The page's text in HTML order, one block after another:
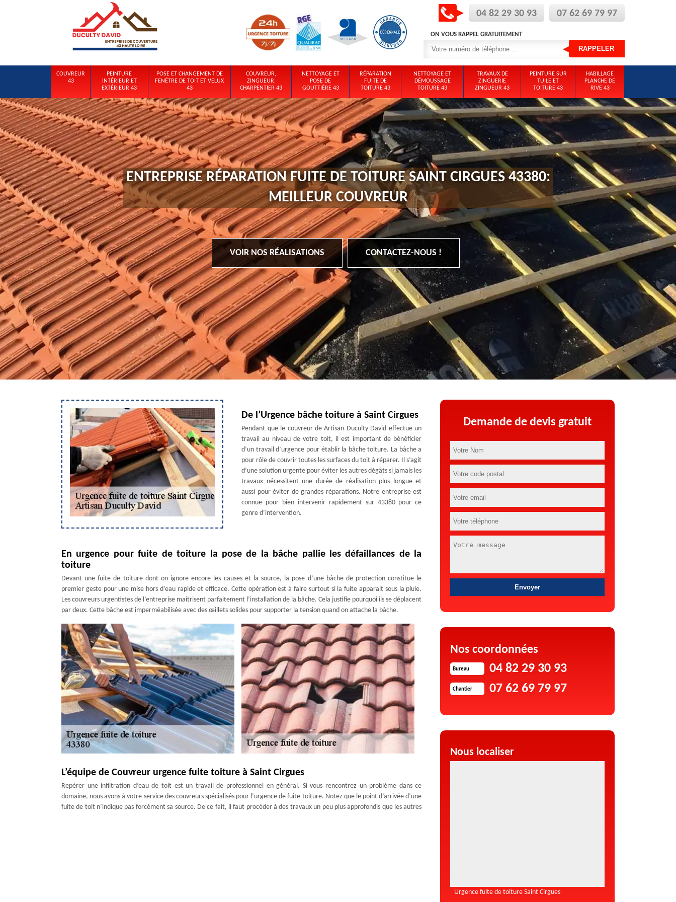
04 82 29 30 93 07 62 69 79 97
ON VOUS RAPPEL GRATUITEMENT
COUVREUR
43
PEINTURE
INTÉRIEUR ET
EXTÉRIEUR 43
POSE ET CHANGEMENT DE
FENÊTRE DE TOIT ET VELUX
43
COUVREUR,
ZINGUEUR,
CHARPENTIER 43
NETTOYAGE ET
POSE DE
GOUTTIÈRE 43
RÉPARATION
FUITE DE
TOITURE 43
NETTOYAGE ET
DÉMOUSSAGE
TOITURE 43
TRAVAUX DE
ZINGUERIE
ZINGUEUR 43
PEINTURE SUR
TUILE ET
TOITURE 43
HABILLAGE
PLANCHE DE
RIVE 43
ENTREPRISE RÉPARATION FUITE DE TOITURE SAINT CIRGUES 43380:
MEILLEUR COUVREUR
VOIR NOS RÉALISATIONS CONTACTEZ-NOUS !
De l’Urgence bâche toiture à Saint Cirgues
Pendant que le couvreur de Artisan Duculty David effectue un
travail au niveau de votre toit, il est important de bénéficier
d’un travail d’urgence pour établir la bâche toiture. La bâche a
pour rôle de couvrir toutes les surfaces du toit à réparer. Il s’agit
d’une solution urgente pour éviter les autres dégâts si jamais les
travaux nécessitent une durée de réalisation plus longue et
aussi pour éviter de grandes réparations. Notre entreprise est
connue pour bien intervenir rapidement sur 43380 pour ce
genre d’intervention.
En urgence pour fuite de toiture la pose de la bâche pallie les défaillances de la
toiture
Devant une fuite de toiture dont on ignore encore les causes et la source, la pose d’une bâche de protection constitue le
premier geste pour une mise hors d’eau rapide et efficace. Cette opération est à faire surtout si la fuite apparait sous la pluie.
Les couvreurs urgentistes de l’entreprise maitrisent parfaitement l’installation de la bâche. Cela justifie pourquoi ils se déplacent
par deux. Cette bâche est imperméabilisée avec des œillets solides pour supporter la tension quand on attache la bâche.
L’équipe de Couvreur urgence fuite toiture à Saint Cirgues
Repérer une infiltration d’eau de toit est un travail de professionnel en général. Si vous rencontrez un problème dans ce
domaine, nous avons à votre service des couvreurs spécialisés pour l’urgence de fuite toiture. Notez que le point d’arrivée d’une
fuite de toit n’indique pas forcément sa source. De ce fait, il faut procéder à des travaux un peu plus approfondis que les autres
Demande de devis gratuit
Nos coordonnées
Bureau 04 82 29 30 93
Chantier 07 62 69 79 97
Nous localiser
Urgence fuite de toiture Saint Cirgues